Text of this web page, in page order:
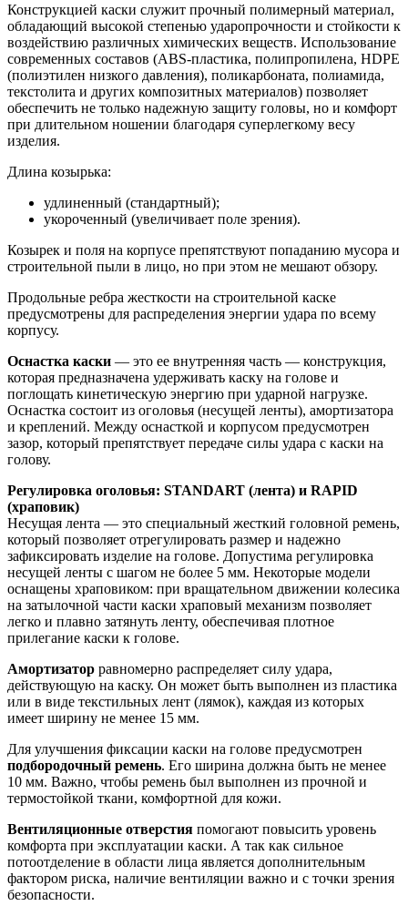
Конструкцией каски служит прочный полимерный материал,
обладающий высокой степенью ударопрочности и стойкости к
воздействию различных химических веществ. Использование
современных составов (ABS-пластика, полипропилена, HDPE
(полиэтилен низкого давления), поликарбоната, полиамида,
текстолита и других композитных материалов) позволяет
обеспечить не только надежную защиту головы, но и комфорт
при длительном ношении благодаря суперлегкому весу
изделия.
Длина козырька:
удлиненный (стандартный);
укороченный (увеличивает поле зрения).
Козырек и поля на корпусе препятствуют попаданию мусора и
строительной пыли в лицо, но при этом не мешают обзору.
Продольные ребра жесткости на строительной каске
предусмотрены для распределения энергии удара по всему
корпусу.
Оснастка каски — это ее внутренняя часть — конструкция,
которая предназначена удерживать каску на голове и
поглощать кинетическую энергию при ударной нагрузке.
Оснастка состоит из оголовья (несущей ленты), амортизатора
и креплений. Между оснасткой и корпусом предусмотрен
зазор, который препятствует передаче силы удара с каски на
голову.
Регулировка оголовья: STANDART (лента) и RAPID
(храповик)
Несущая лента — это специальный жесткий головной ремень,
который позволяет отрегулировать размер и надежно
зафиксировать изделие на голове. Допустима регулировка
несущей ленты с шагом не более 5 мм. Некоторые модели
оснащены храповиком: при вращательном движении колесика
на затылочной части каски храповый механизм позволяет
легко и плавно затянуть ленту, обеспечивая плотное
прилегание каски к голове.
Амортизатор равномерно распределяет силу удара,
действующую на каску. Он может быть выполнен из пластика
или в виде текстильных лент (лямок), каждая из которых
имеет ширину не менее 15 мм.
Для улучшения фиксации каски на голове предусмотрен
подбородочный ремень. Его ширина должна быть не менее
10 мм. Важно, чтобы ремень был выполнен из прочной и
термостойкой ткани, комфортной для кожи.
Вентиляционные отверстия помогают повысить уровень
комфорта при эксплуатации каски. А так как сильное
потоотделение в области лица является дополнительным
фактором риска, наличие вентиляции важно и с точки зрения
безопасности.